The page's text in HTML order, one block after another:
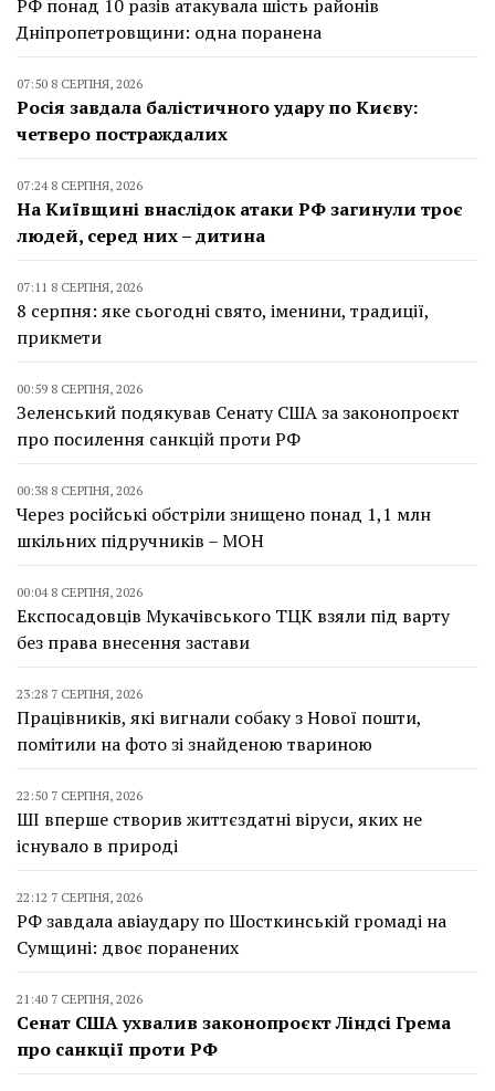
РФ понад 10 разів атакувала шість районів
Дніпропетровщини: одна поранена
07:50 8 СЕРПНЯ, 2026
Росія завдала балістичного удару по Києву:
четверо постраждалих
07:24 8 СЕРПНЯ, 2026
На Київщині внаслідок атаки РФ загинули троє
людей, серед них – дитина
07:11 8 СЕРПНЯ, 2026
8 серпня: яке сьогодні свято, іменини, традиції,
прикмети
00:59 8 СЕРПНЯ, 2026
Зеленський подякував Сенату США за законопроєкт
про посилення санкцій проти РФ
00:38 8 СЕРПНЯ, 2026
Через російські обстріли знищено понад 1,1 млн
шкільних підручників – МОН
00:04 8 СЕРПНЯ, 2026
Експосадовців Мукачівського ТЦК взяли під варту
без права внесення застави
23:28 7 СЕРПНЯ, 2026
Працівників, які вигнали собаку з Нової пошти,
помітили на фото зі знайденою твариною
22:50 7 СЕРПНЯ, 2026
ШІ вперше створив життєздатні віруси, яких не
існувало в природі
22:12 7 СЕРПНЯ, 2026
РФ завдала авіаудару по Шосткинській громаді на
Сумщині: двоє поранених
21:40 7 СЕРПНЯ, 2026
Сенат США ухвалив законопроєкт Ліндсі Грема
про санкції проти РФ